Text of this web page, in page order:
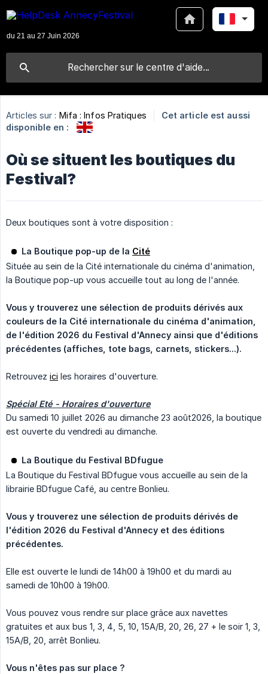
Articles sur : Mifa : Infos Pratiques
Cet article est aussi
disponible en :
Où se situent les boutiques du
Festival?
Deux boutiques sont à votre disposition :
La Boutique pop-up de la Cité
Située au sein de la Cité internationale du cinéma d'animation,
la Boutique pop-up vous accueille tout au long de l'année.
Vous y trouverez une sélection de produits dérivés aux
couleurs de la Cité internationale du cinéma d'animation,
de l'édition 2026 du Festival d'Annecy ainsi que d'éditions
précédentes (affiches, tote bags, carnets, stickers...).
Retrouvez ici les horaires d'ouverture.
Spécial Eté - Horaires d'ouverture
Du samedi 10 juillet 2026 au dimanche 23 août2026, la boutique
est ouverte du vendredi au dimanche.
La Boutique du Festival BDfugue
La Boutique du Festival BDfugue vous accueille au sein de la
librairie BDfugue Café, au centre Bonlieu.
Vous y trouverez une sélection de produits dérivés de
l'édition 2026 du Festival d'Annecy et des éditions
précédentes.
Elle est ouverte le lundi de 14h00 à 19h00 et du mardi au
samedi de 10h00 à 19h00.
Vous pouvez vous rendre sur place grâce aux navettes
gratuites et aux bus 1, 3, 4, 5, 10, 15A/B, 20, 26, 27 + le soir 1, 3,
15A/B, 20, arrêt Bonlieu.
Vous n'êtes pas sur place ?